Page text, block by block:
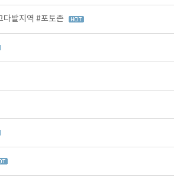
다발지역 #포토존